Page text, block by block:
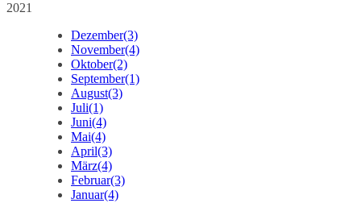
2021
Dezember(3)
November(4)
Oktober(2)
September(1)
August(3)
Juli(1)
Juni(4)
Mai(4)
April(3)
März(4)
Februar(3)
Januar(4)